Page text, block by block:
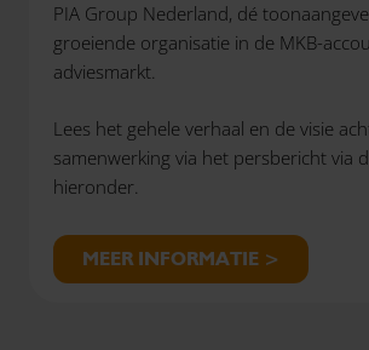
PIA Group Nederland, dé
groeiende organisatie in de MKB-
adviesmarkt.
Lees het gehele verhaal en de visie
samenwerking via het persbericht via
hieronder.
MEER INFORMATIE >